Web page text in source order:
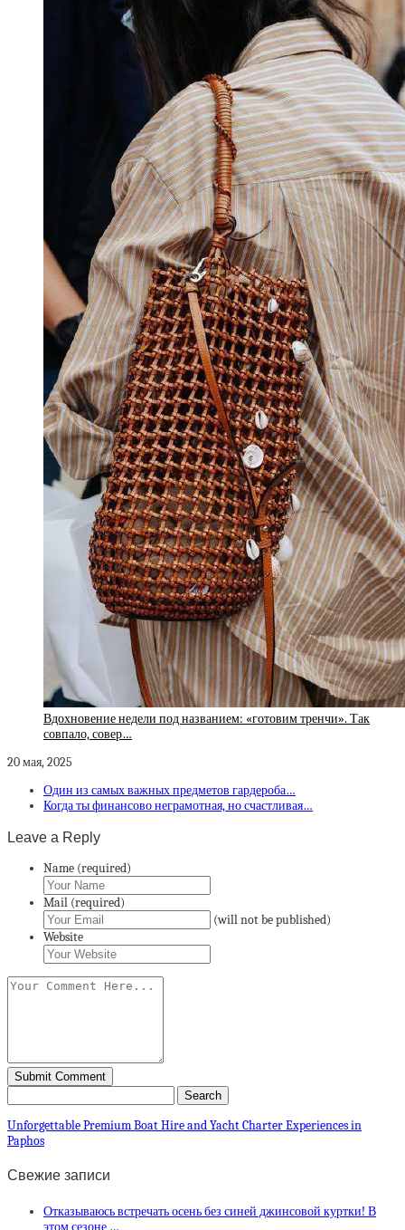
Вдохновение недели под названием: «готовим тренчи». Так
совпало, совер…
20 мая, 2025
Один из самых важных предметов гардероба…
Когда ты финансово неграмотная, но счастливая…
Leave a Reply
Name (required)
Mail (required)
(will not be published)
Website
Unforgettable Premium Boat Hire and Yacht Charter Experiences in
Paphos
Свежие записи
Отказываюсь встречать осень без синей джинсовой куртки! В
этом сезоне …